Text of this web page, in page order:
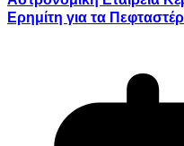
Ερημίτη για τα